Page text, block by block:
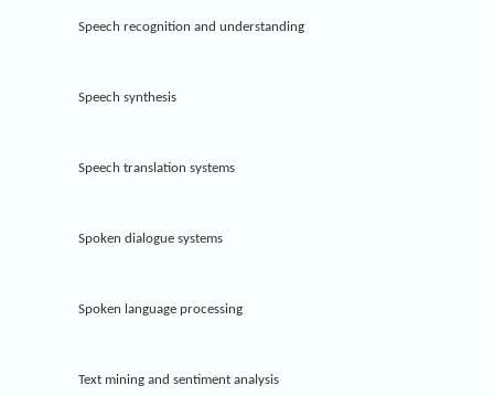
Speech recognition and understanding
Speech synthesis
Speech translation systems
Spoken dialogue systems
Spoken language processing
Text mining and sentiment analysis